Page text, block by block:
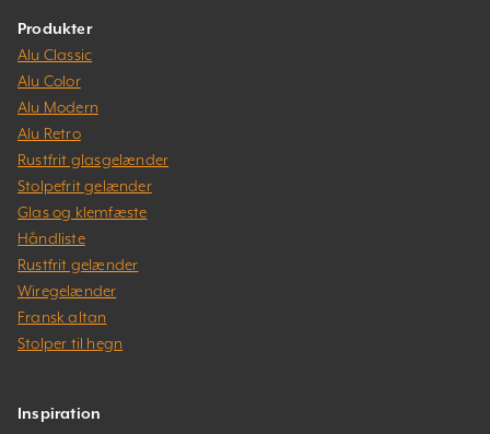
Produkter
Alu Classic
Alu Color
Alu Modern
Alu Retro
Rustfrit glasgelænder
Stolpefrit gelænder
Glas og klemfæste
Håndliste
Rustfrit gelænder
Wiregelænder
Fransk altan
Stolper til hegn
Inspiration